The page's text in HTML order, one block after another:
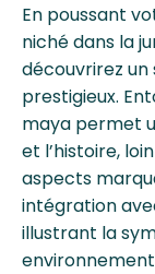
En poussant
niché dans la
découvrirez
prestigieux.
maya permet
et l’histoire,
aspects
intégration
illustrant la